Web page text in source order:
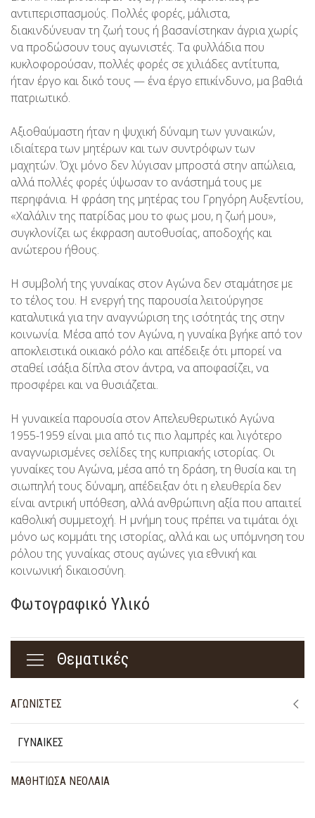
αντιπερισπασμούς. Πολλές φορές, μάλιστα,
διακινδύνευαν τη ζωή τους ή βασανίστηκαν άγρια χωρίς
να προδώσουν τους αγωνιστές. Τα φυλλάδια που
κυκλοφορούσαν, πολλές φορές σε χιλιάδες αντίτυπα,
ήταν έργο και δικό τους — ένα έργο επικίνδυνο, μα βαθιά
πατριωτικό.
Αξιοθαύμαστη ήταν η ψυχική δύναμη των γυναικών,
ιδιαίτερα των μητέρων και των συντρόφων των
μαχητών. Όχι μόνο δεν λύγισαν μπροστά στην απώλεια,
αλλά πολλές φορές ύψωσαν το ανάστημά τους με
περηφάνια. Η φράση της μητέρας του Γρηγόρη Αυξεντίου,
«Χαλάλιν της πατρίδας μου το φως μου, η ζωή μου»,
συγκλονίζει ως έκφραση αυτοθυσίας, αποδοχής και
ανώτερου ήθους.
Η συμβολή της γυναίκας στον Αγώνα δεν σταμάτησε με
το τέλος του. Η ενεργή της παρουσία λειτούργησε
καταλυτικά για την αναγνώριση της ισότητάς της στην
κοινωνία. Μέσα από τον Αγώνα, η γυναίκα βγήκε από τον
αποκλειστικά οικιακό ρόλο και απέδειξε ότι μπορεί να
σταθεί ισάξια δίπλα στον άντρα, να αποφασίζει, να
προσφέρει και να θυσιάζεται.
Η γυναικεία παρουσία στον Απελευθερωτικό Αγώνα
1955-1959 είναι μια από τις πιο λαμπρές και λιγότερο
αναγνωρισμένες σελίδες της κυπριακής ιστορίας. Οι
γυναίκες του Αγώνα, μέσα από τη δράση, τη θυσία και τη
σιωπηλή τους δύναμη, απέδειξαν ότι η ελευθερία δεν
είναι αντρική υπόθεση, αλλά ανθρώπινη αξία που απαιτεί
καθολική συμμετοχή. Η μνήμη τους πρέπει να τιμάται όχι
μόνο ως κομμάτι της ιστορίας, αλλά και ως υπόμνηση του
ρόλου της γυναίκας στους αγώνες για εθνική και
κοινωνική δικαιοσύνη.
Φωτογραφικό Υλικό
Θεματικές
ΑΓΩΝΙΣΤΕΣ
ΓΥΝΑΙΚΕΣ
ΜΑΘΗΤΙΩΣΑ ΝΕΟΛΑΙΑ